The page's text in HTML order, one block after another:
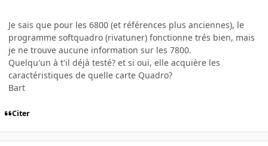
Je sais que pour les 6800 (et références plus anciennes), le
programme softquadro (rivatuner) fonctionne trés bien, mais
je ne trouve aucune information sur les 7800.
Quelqu'un à t'il déjà testé? et si oui, elle acquière les
caractéristiques de quelle carte Quadro?
Bart
Citer